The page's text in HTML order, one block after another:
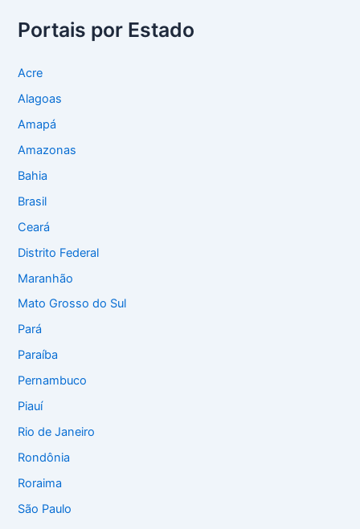
Portais por Estado
Acre
Alagoas
Amapá
Amazonas
Bahia
Brasil
Ceará
Distrito Federal
Maranhão
Mato Grosso do Sul
Pará
Paraíba
Pernambuco
Piauí
Rio de Janeiro
Rondônia
Roraima
São Paulo